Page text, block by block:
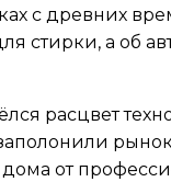
с древних
стирки, а об
расцвет
дома от